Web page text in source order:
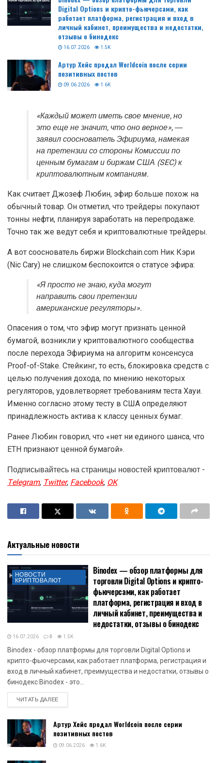
Digital Options и крипто-фьючерсами, как
работает платформа, регистрация и вход в
личный кабинет, преимущества и недостатки,
отзывы о бинодекс
16.07.2026 1.5K
Артур Хейс продал Worldcoin после серии
позитивных постов
09.06.2026 1.6K
«Каждый может иметь свое мнение, но
это еще не значит, что оно верное», ―
заявил сооснователь Эфириума, намекая
на претензии со стороны Комиссии по
ценным бумагам и биржам США (SEC) к
криптовалютным компаниям.
Как считает Джозеф Любин, эфир больше похож на
обычный товар. Он отметил, что трейдеры покупают
тонны нефти, планируя заработать на перепродаже.
Точно так же ведут себя и криптовалютные трейдеры.
А вот сооснователь биржи Blockchain.com Ник Кэри
(Nic Cary) не слишком беспокоится о статусе эфира:
«Я просто не знаю, куда могут
направить свои претензии
американские регуляторы».
Опасения о том, что эфир могут признать ценной
бумагой, возникли у криптовалютного сообщества
после перехода Эфириума на алгоритм консенсуса
Proof-of-Stake. Стейкинг, то есть, блокировка средств с
целью получения дохода, по мнению некоторых
регуляторов, удовлетворяет требованиям теста Хауи.
Именно согласно этому тесту в США определяют
принадлежность актива к классу ценных бумаг.
Ранее Любин говорил, что «нет ни единого шанса, что
ETH признают ценной бумагой».
Подписывайтесь на страницы новостей криптовалют -
Telegram,Twitter,Facebook,OK
Актуальные новости
НОВОСТИ
КРИПТОВАЛЮТ
Binodex — обзор платформы для
торговли Digital Options и крипто-
фьючерсами, как работает
платформа, регистрация и вход в
личный кабинет, преимущества и
недостатки, отзывы о бинодекс
16.07.2026 0 1.5K
Binodex - обзор платформы для торговли Digital Options и
крипто-фьючерсами, как работает платформа, регистрация и
вход в личный кабинет, преимущества и недостатки, отзывы о
бинодекс Binodex - это...
ЧИТАТЬ ДАЛЕЕDETAILS
Артур Хейс продал Worldcoin после серии
позитивных постов
09.06.2026 1.6K